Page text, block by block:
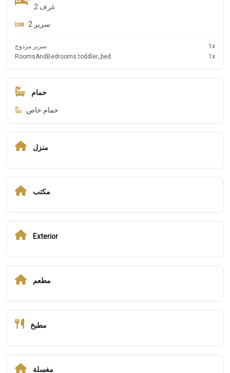
2 غرف
2 سرير
سرير مزدوج 1 x
RoomsAndBedrooms.toddler_bed
1 x
حمام
حمام خاص
منزل
مكتب
Exterior
مطعم
مطبخ
مغسلة